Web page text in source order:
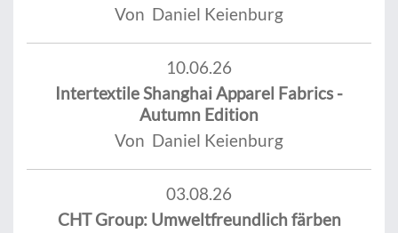
Von Daniel Keienburg
10.06.26
Intertextile Shanghai Apparel Fabrics -
Autumn Edition
Von Daniel Keienburg
03.08.26
CHT Group: Umweltfreundlich färben